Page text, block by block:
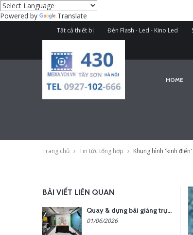
Powered by Translate
Tất cả thiết bị Đèn Flash - Led - Kino Led
HOME
Trang chủ Tin tức tổng hợp Khung hình 'kinh
BÀI VIẾT LIÊN QUAN
Quay & dựng bài giảng trực tuyến – Xu hướng đào tạo thời đại số
01/06/2026